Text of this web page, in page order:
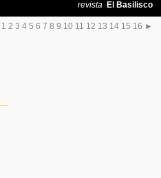
1 2 3 4 5 6 7 8 9 10 11 12 13 14 15 16 ►